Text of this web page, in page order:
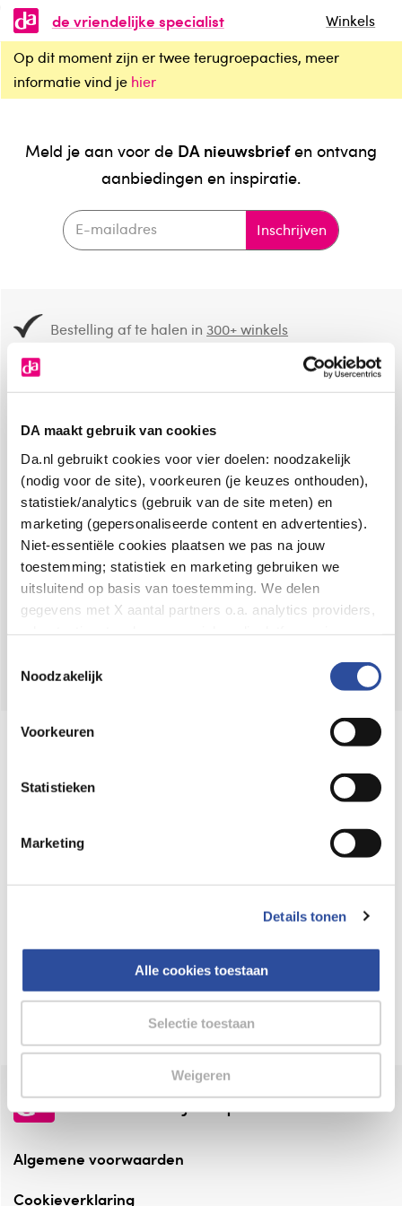
DA maakt gebruik van cookies
Da.nl gebruikt cookies voor vier doelen: noodzakelijk
(nodig voor de site), voorkeuren (je keuzes onthouden),
statistiek/analytics (gebruik van de site meten) en
marketing (gepersonaliseerde content en advertenties).
Niet-essentiële cookies plaatsen we pas na jouw
toestemming; statistiek en marketing gebruiken we
uitsluitend op basis van toestemming. We delen
gegevens met X aantal partners o.a. analytics providers,
en de bewaartermijnen per categorie. Je kunt je keuze op
gegevensverwerking staat in de
Privacyverklaring
Noodzakelijk
Voorkeuren
Statistieken
Marketing
Details tonen
Alle cookies toestaan
Selectie toestaan
Weigeren
de vriendelijke specialist
Winkels
Op dit moment zijn er twee terugroepacties, meer
informatie vind je hier
Meld je aan voor de DA nieuwsbriefen ontvang
aanbiedingen en inspiratie.
Inschrijven
Bestelling af te halen in300+ winkels
8.6 uit4.106 reviews
Over DA
Klantenservice
Assortiment
VolgDAop:
Online aanbieder medicijnen
webshop mag verkopen.
⁠Verantwoorde zorg, ⁠ook online.
Altijd onze folder bij de hand
Check onze folders ⁠bij AlleFolders.
de vriendelijke specialist
Algemene voorwaarden
Cookieverklaring